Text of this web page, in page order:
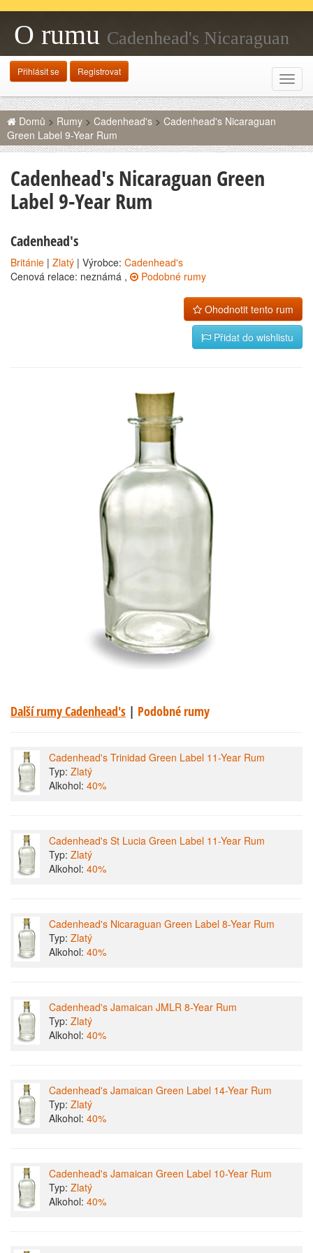
O rumu Cadenhead's Nicaraguan
Green Label 9-Year Rum
Přihlásit se Registrovat
Domů > Rumy > Cadenhead's > Cadenhead's Nicaraguan
Green Label 9-Year Rum
Cadenhead's Nicaraguan Green
Label 9-Year Rum
Cadenhead's
Británie | Zlatý | Výrobce: Cadenhead's
Cenová relace: neznámá ,
Podobné rumy
Ohodnotit tento rum
Přidat do wishlistu
Další rumy Cadenhead's | Podobné rumy
Cadenhead's Trinidad Green Label 11-Year Rum
Typ: Zlatý
Alkohol: 40%
Cadenhead's St Lucia Green Label 11-Year Rum
Typ: Zlatý
Alkohol: 40%
Cadenhead's Nicaraguan Green Label 8-Year Rum
Typ: Zlatý
Alkohol: 40%
Cadenhead's Jamaican JMLR 8-Year Rum
Typ: Zlatý
Alkohol: 40%
Cadenhead's Jamaican Green Label 14-Year Rum
Typ: Zlatý
Alkohol: 40%
Cadenhead's Jamaican Green Label 10-Year Rum
Typ: Zlatý
Alkohol: 40%